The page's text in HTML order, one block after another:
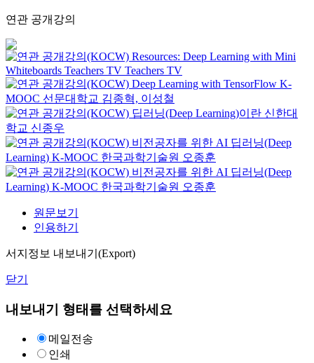
연관 공개강의
Resources: Deep Learning with Mini
Whiteboards Teachers TV Teachers TV
Deep Learning with TensorFlow K-
MOOC 선문대학교 김종혁, 이성철
딥러닝(Deep Learning)이란 신한대
학교 신종우
비전공자를 위한 AI 딥러닝(Deep
Learning) K-MOOC 한국과학기술원 오종훈
비전공자를 위한 AI 딥러닝(Deep
Learning) K-MOOC 한국과학기술원 오종훈
원문보기
인용하기
서지정보 내보내기(Export)
닫기
내보내기 형태를 선택하세요
메일전송
인쇄